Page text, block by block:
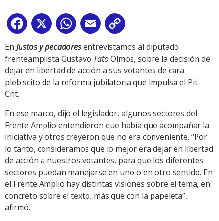
Facebook
X WhatsApp
Email
Link
En Justos y pecadoresentrevistamos al diputado
frenteamplista Gustavo TatoOlmos, sobre la decisión de
dejar en libertad de acción a sus votantes de cara
plebiscito de la reforma jubilatoria que impulsa el Pit-
Cnt.
En ese marco, dijo el legislador, algunos sectores del
Frente Amplio entendieron que había que acompañar la
iniciativa y otros creyeron que no era conveniente. “Por
lo tanto, consideramos que lo mejor era dejar en libertad
de acción a nuestros votantes, para que los diferentes
sectores puedan manejarse en uno o en otro sentido. En
el Frente Amplio hay distintas visiones sobre el tema, en
concreto sobre el texto, más que con la papeleta”,
afirmó.